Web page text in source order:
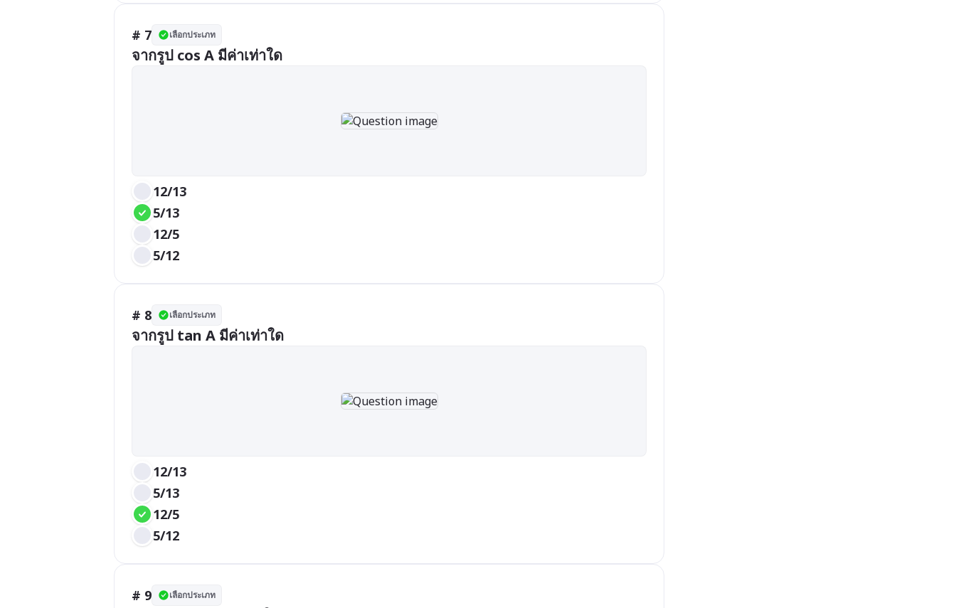
# 7 เลือกประเภท
จากรูป cos A มีค่าเท่าใด
12/13
5/13
12/5
5/12
# 8 เลือกประเภท
จากรูป tan A มีค่าเท่าใด
12/13
5/13
12/5
5/12
# 9 เลือกประเภท